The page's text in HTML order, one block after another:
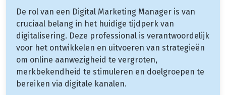
De rol van een Digital Marketing Manager is van
cruciaal belang in het huidige tijdperk van
digitalisering. Deze professional is verantwoordelijk
voor het ontwikkelen en uitvoeren van strategieën
om online aanwezigheid te vergroten,
merkbekendheid te stimuleren en doelgroepen te
bereiken via digitale kanalen.